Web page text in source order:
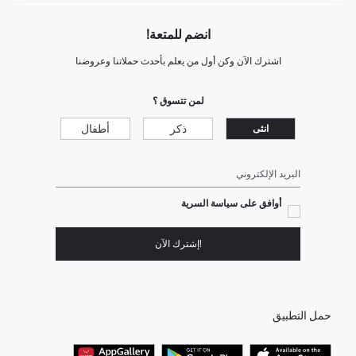
انضم للمتعة!
اشترك الآن وكن أول من يعلم بأحدث حملاتنا وعروضنا
لمن تتسوق ؟
انثى ذكر أطفال
البريد الإلكتروني
أوافق على سياسة السرية
!إشترك الآن
حمل التطبيق